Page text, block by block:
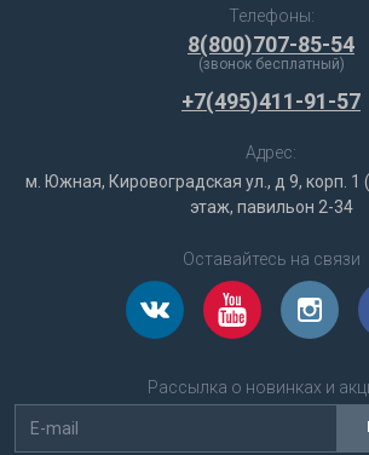
Телефоны:
8(800)707-85-54
(звонок бесплатный)
+7(495)411-91-57
Адрес:
м. Южная, Кировоградская ул., д 9, корп. 1
этаж, павильон 2-34
Оставайтесь на связи
Рассылка о новинках и